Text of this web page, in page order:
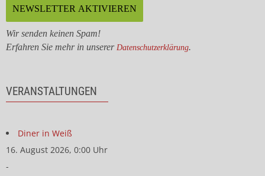
Wir senden keinen Spam!
Erfahren Sie mehr in unserer Datenschutzerklärung.
VERANSTALTUNGEN
Diner in Weiß
16. August 2026, 0:00 Uhr
-